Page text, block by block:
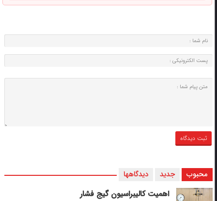
محبوب جدید دیدگاهها
اهمیت کالیبراسیون گیج فشار